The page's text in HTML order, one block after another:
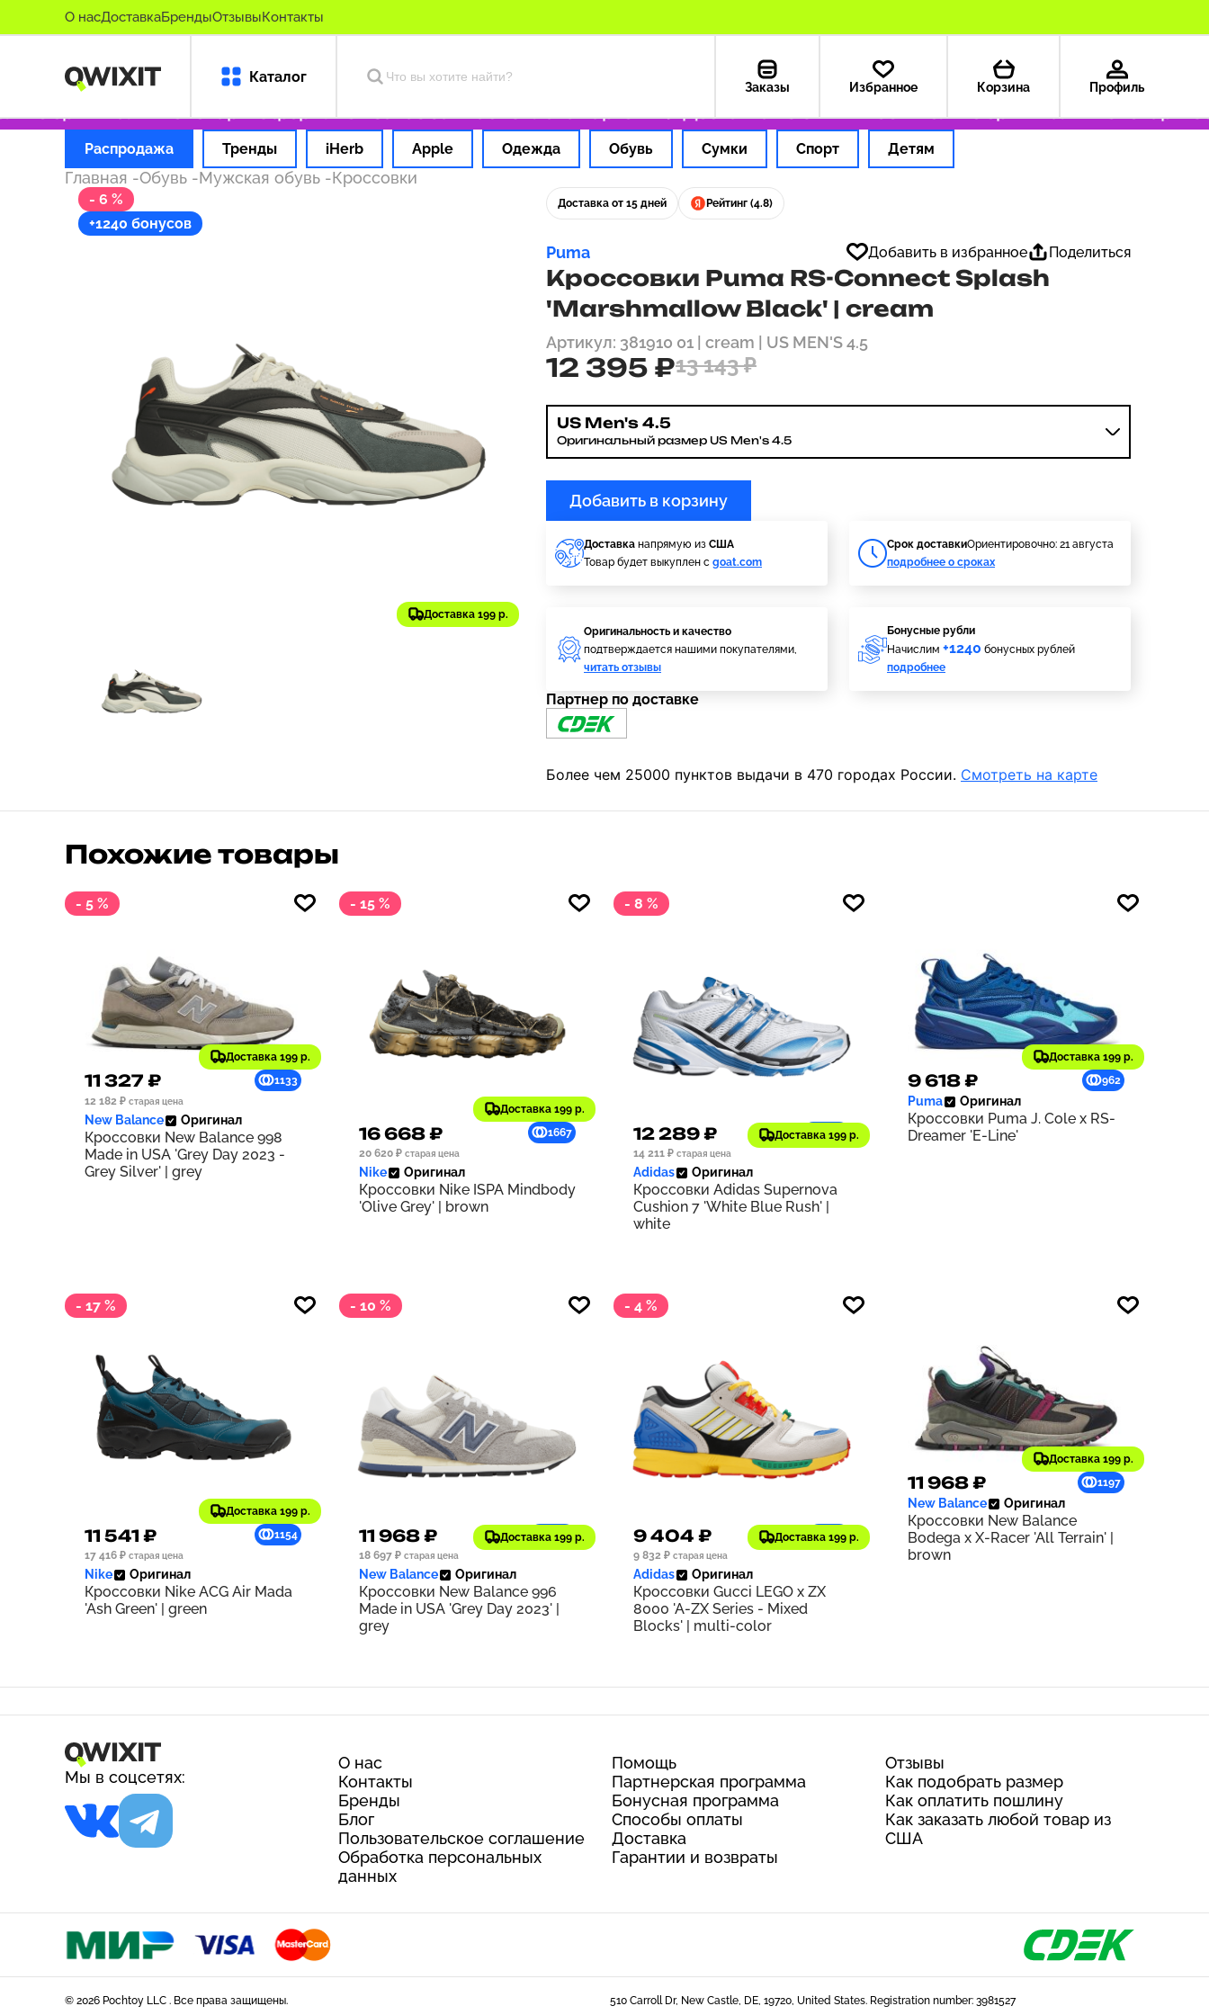
О насДоставкаБрендыОтзывыКонтакты
Каталог
Заказы Избранное Корзина Профиль
оригинальные товары Оформляем заказ за 1 час Оплата картой РФ Доставка из США — 199 ₽ Только оригинальные товары
Распродажа Тренды iHerb Apple Одежда Обувь Сумки Спорт Детям
Главная -Обувь -Мужская обувь -Кроссовки
- 6 %
+1240 бонусов
Доставка 199 р.
Доставка от 15 дней Рейтинг (4.8)
Puma Добавить в избранное Поделиться
Кроссовки Puma RS-Connect Splash
'Marshmallow Black' | cream
Артикул: 381910 01 | cream | US MEN'S 4.5
12 395 ₽13 143 ₽
US Men's 4.5
Оригинальный размер US Men's 4.5
Добавить в корзину
Доставка напрямую из США
Товар будет выкуплен с goat.com
Cрок доставкиОриентировочно: 21 августа
подробнее о сроках
Оригинальность и качество
подтверждается нашими покупателями,
читать отзывы
Бонусные рубли
Начислим +1240 бонусных рублей
подробнее
Партнер по доставке
Более чем 25000 пунктов выдачи в 470 городах России. Смотреть на карте
Похожие товары
- 5 %
Доставка 199 р.
11 327 ₽
1133
12 182 ₽ старая цена
New Balance Оригинал
Кроссовки New Balance 998
Made in USA 'Grey Day 2023 -
Grey Silver' | grey
- 15 %
Доставка 199 р.
16 668 ₽
1667
20 620 ₽ старая цена
Nike Оригинал
Кроссовки Nike ISPA Mindbody
'Olive Grey' | brown
- 8 %
Доставка 199 р.
12 289 ₽
1229
14 211 ₽ старая цена
Adidas Оригинал
Кроссовки Adidas Supernova
Cushion 7 'White Blue Rush' |
white
Доставка 199 р.
9 618 ₽ 962
Puma Оригинал
Кроссовки Puma J. Cole x RS-
Dreamer 'E-Line'
- 17 %
Доставка 199 р.
11 541 ₽
1154
17 416 ₽ старая цена
Nike Оригинал
Кроссовки Nike ACG Air Mada
'Ash Green' | green
- 10 %
Доставка 199 р.
11 968 ₽
1197
18 697 ₽ старая цена
New Balance Оригинал
Кроссовки New Balance 996
Made in USA 'Grey Day 2023' |
grey
- 4 %
Доставка 199 р.
9 404 ₽
940
9 832 ₽ старая цена
Adidas Оригинал
Кроссовки Gucci LEGO x ZX
8000 'A-ZX Series - Mixed
Blocks' | multi-color
Доставка 199 р.
11 968 ₽ 1197
New Balance Оригинал
Кроссовки New Balance
Bodega x X-Racer 'All Terrain' |
brown
Мы в соцсетях:
О нас
Контакты
Бренды
Блог
Пользовательское соглашение
Обработка персональных
данных
Помощь
Партнерская программа
Бонусная программа
Способы оплаты
Доставка
Гарантии и возвраты
Отзывы
Как подобрать размер
Как оплатить пошлину
Как заказать любой товар из
США
© 2026 Pochtoy LLC . Все права защищены. 510 Carroll Dr, New Castle, DE, 19720, United States. Registration number: 3981527